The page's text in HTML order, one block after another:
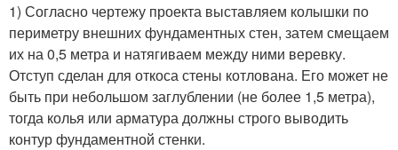
1) Согласно чертежу проекта выставляем колышки по
периметру внешних фундаментных стен, затем смещаем
их на 0,5 метра и натягиваем между ними веревку.
Отступ сделан для откоса стены котлована. Его может не
быть при небольшом заглублении (не более 1,5 метра),
тогда колья или арматура должны строго выводить
контур фундаментной стенки.